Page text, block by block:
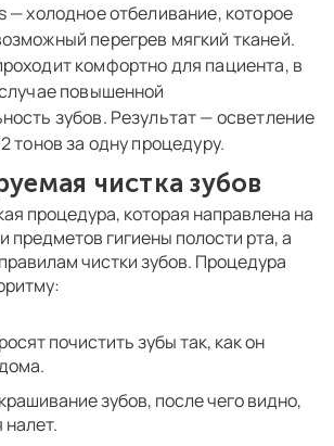
— холодное отбеливание, которое
перегрев мягкий тканей.
комфортно для пациента, в
повышенной
зубов. Результат — осветление
тонов за одну процедуру.
чистка зубов
процедура, которая направлена на
предметов гигиены полости рта, а
чистки зубов. Процедура
почистить зубы так, как он
зубов, после чего видно,
налет.